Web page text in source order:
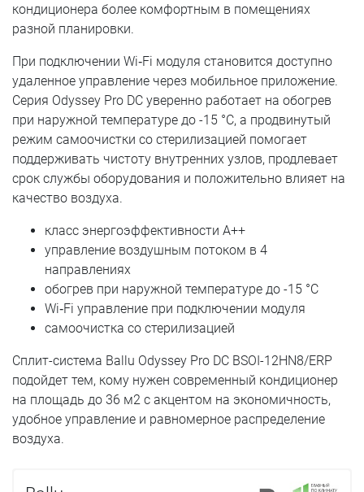
кондиционера более комфортным в помещениях
разной планировки.
При подключении Wi‑Fi модуля становится доступно
удаленное управление через мобильное приложение.
Серия Odyssey Pro DC уверенно работает на обогрев
при наружной температуре до -15 °C, а продвинутый
режим самоочистки со стерилизацией помогает
поддерживать чистоту внутренних узлов, продлевает
срок службы оборудования и положительно влияет на
качество воздуха.
класс энергоэффективности A++
управление воздушным потоком в 4
направлениях
обогрев при наружной температуре до -15 °C
Wi‑Fi управление при подключении модуля
самоочистка со стерилизацией
Сплит-система Ballu Odyssey Pro DC BSOI-12HN8/ERP
подойдет тем, кому нужен современный кондиционер
на площадь до 36 м2 с акцентом на экономичность,
удобное управление и равномерное распределение
воздуха.